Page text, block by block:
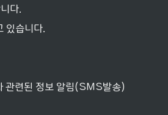
다.
있습니다.
관련된 정보 알림(SMS발송)